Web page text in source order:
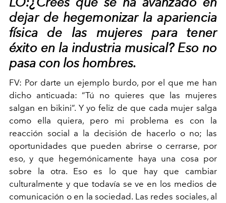
dejar de hegemonizar la apariencia
física de las mujeres para tener
éxito en la industria musical? Eso no
pasa con los hombres.
FV: Por darte un ejemplo burdo, por el que me han
dicho anticuada: “Tú no quieres que las mujeres
salgan en bikini”. Y yo feliz de que cada mujer salga
como ella quiera, pero mi problema es con la
reacción social a la decisión de hacerlo o no; las
oportunidades que pueden abrirse o cerrarse, por
eso, y que hegemónicamente haya una cosa por
sobre la otra. Eso es lo que hay que cambiar
culturalmente y que todavía se ve en los medios de
comunicación o en la sociedad. Las redes sociales, al